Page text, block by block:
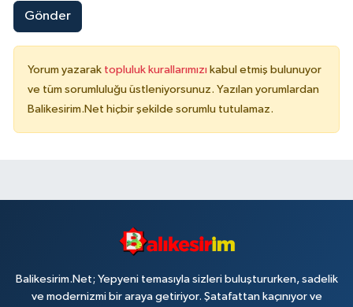
Gönder
Yorum yazarak topluluk kurallarımızı kabul etmiş bulunuyor
ve tüm sorumluluğu üstleniyorsunuz. Yazılan yorumlardan
Balikesirim.Net hiçbir şekilde sorumlu tutulamaz.
Balikesirim.Net; Yepyeni temasıyla sizleri buluştururken, sadelik
ve modernizmi bir araya getiriyor. Şatafattan kaçınıyor ve